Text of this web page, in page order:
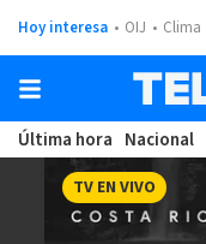
Hoy interesa OIJ Clima
Última hora Nacional
TV EN VIVO